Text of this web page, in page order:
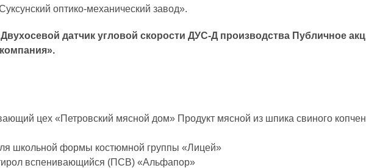
оптико-механический завод».
датчик угловой скорости ДУС-Д производства Публичное
цех «Петровский мясной дом» Продукт мясной из шпика свиного
школьной формы костюмной группы «Лицей»
вспенивающийся (ПСВ) «Альфапор»